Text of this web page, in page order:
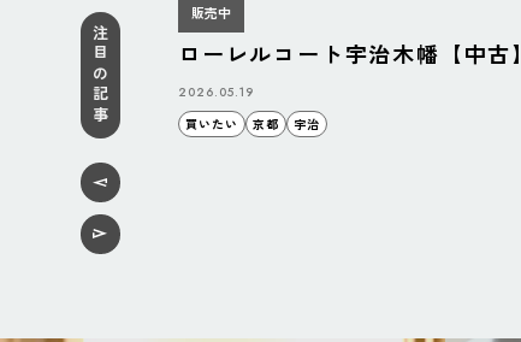
注目の記事
販売中
ローレルコート宇治木幡【中古】
2026.05.19
買いたい
京都 宇治